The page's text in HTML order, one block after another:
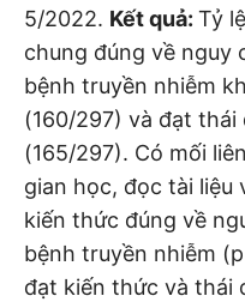
5/2022. Kết quả: Tỷ
chung đúng về nguy
bệnh truyền nhiễm
(160/297) và đạt
(165/297). Có mối
gian học, đọc tài liệu
kiến thức đúng về
bệnh truyền nhiễm
đạt kiến thức và thái